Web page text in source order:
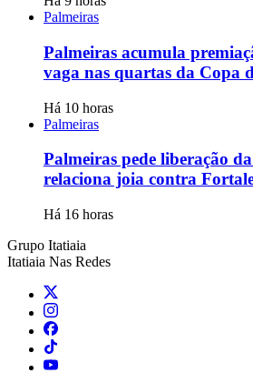
Palmeiras
Palmeiras acumula
vaga nas quartas da Copa
Há 10 horas
Palmeiras
Palmeiras pede liberação
relaciona joia contra
Há 16 horas
Grupo Itatiaia
Itatiaia Nas Redes